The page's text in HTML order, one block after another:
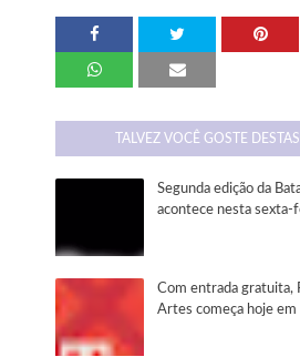
TALVEZ VOCÊ GOSTE
Segunda edição da
acontece nesta sexta-
Com entrada gratuita,
Artes começa hoje em